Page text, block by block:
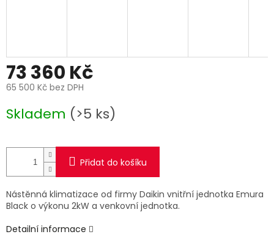
73 360 Kč
65 500 Kč bez DPH
cena:
Skladem (>5 ks)
Přidat do košíku
Nástěnná klimatizace od firmy Daikin vnitřní jednotka Emura
Black o výkonu 2kW a venkovní jednotka.
Detailní informace